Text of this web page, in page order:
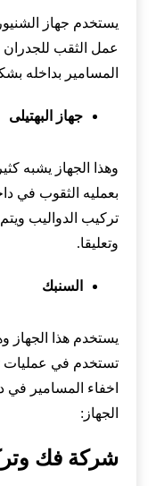
يستخدم جهاز
عمل الثقب
المسامير بداخله
جهاز البهتيلى
وهذا الجهاز يشبه
بعمليه الثقوب في
تركيب الدواليب
وتعليقا.
السنبك
يستخدم هذا الجهاز
تستخدم في
اخفاء المسامير
الجهاز:
شركة فك